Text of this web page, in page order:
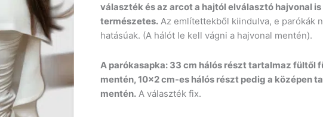
választék és az arcot a hajtól elválasztó hajvonal
természetes. Az említettekből kiindulva, e parókák
hatásúak. (A hálót le kell vágni a hajvonal mentén).
A parókasapka: 33 cm hálós részt tartalmaz fültől
mentén, 10×2 cm-es hálós részt pedig a középen
mentén. A választék fix.